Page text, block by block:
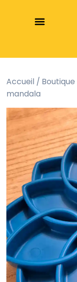
Accueil / Boutique
mandala